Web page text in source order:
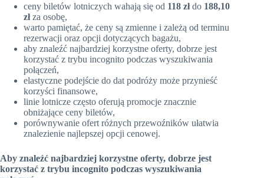
ceny biletów lotniczych wahają się od 118 złdo 188,10
złza osobę,
warto pamiętać, że ceny są zmienne i zależą od terminu
rezerwacji oraz opcji dotyczących bagażu,
aby znaleźć najbardziej korzystne oferty, dobrze jest
korzystać z trybu incognito podczas wyszukiwania
połączeń,
elastyczne podejście do dat podróży może przynieść
korzyści finansowe,
linie lotnicze często oferują promocje znacznie
obniżające ceny biletów,
porównywanie ofert różnych przewoźników ułatwia
znalezienie najlepszej opcji cenowej.
Aby znaleźć najbardziej korzystne oferty, dobrze jest
korzystać z trybu incognito podczas wyszukiwania